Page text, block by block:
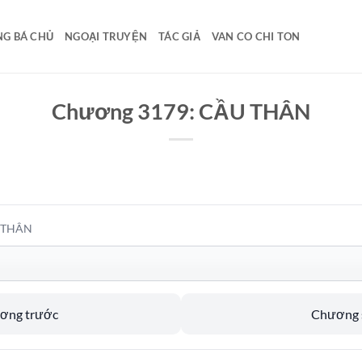
BÁ CHỦ NGOẠI TRUYỆN TÁC GIẢ VAN CO CHI TON
Chương 3179: CẦU THÂN
trước Chương